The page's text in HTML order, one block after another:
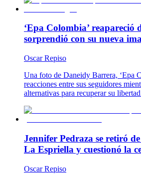
‘Epa Colombia’ reapareció
sorprendió con su nueva
Oscar Repiso
Una foto de Daneidy Barrera, ‘Epa
reacciones entre sus seguidores
alternativas para recuperar su
Jennifer Pedraza se retiró
La Espriella y cuestionó la
Oscar Repiso